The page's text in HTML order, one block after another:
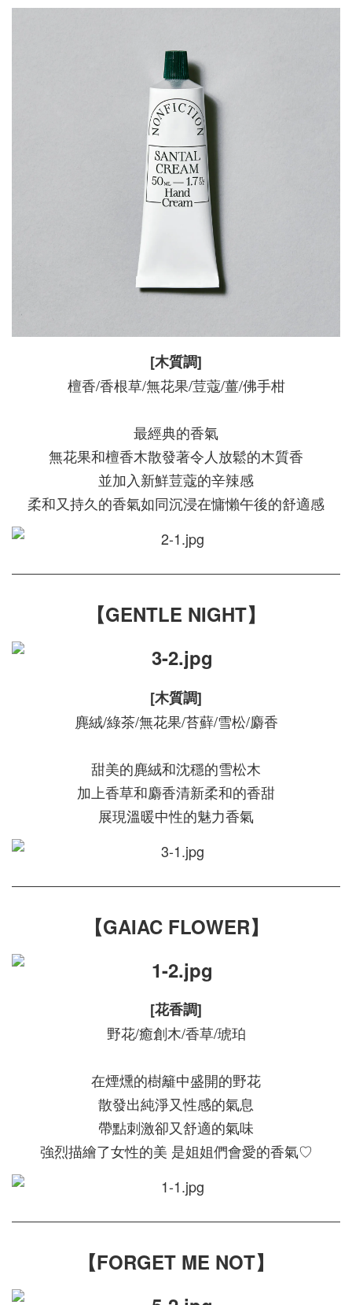
[木質調]
檀香/香根草/無花果/荳蔻/薑/佛手柑
最經典的香氣
無花果和檀香木散發著令人放鬆的木質香
並加入新鮮荳蔻的辛辣感
柔和又持久的香氣如同沉浸在慵懶午後的舒適感
【GENTLE NIGHT】
[木質調]
麂絨/綠茶/無花果/苔蘚/雪松/麝香
甜美的麂絨和沈穩的雪松木
加上香草和麝香清新柔和的香甜
展現溫暖中性的魅力香氣
【GAIAC FLOWER】
[花香調]
野花/癒創木/香草/琥珀
在煙燻的樹籬中盛開的野花
散發出純淨又性感的氣息
帶點刺激卻又舒適的氣味
強烈描繪了女性的美 是姐姐們會愛的香氣♡
【FORGET ME NOT】